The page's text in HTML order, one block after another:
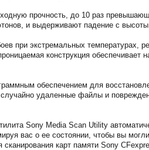
прочность, до 10 раз
и выдерживают падение с
при экстремальных температурах,
конструкция обеспечивает
обеспечением для
удаленные файлы и
Sony Media Scan Utility
вас о ее состоянии, чтобы вы
сканирования карт памяти Sony